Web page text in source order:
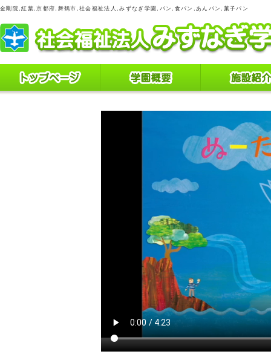
金剛院,紅葉,京都府,舞鶴市,社会福祉法人,みずなぎ学園,パン,食パン,あんパン,菓子パン